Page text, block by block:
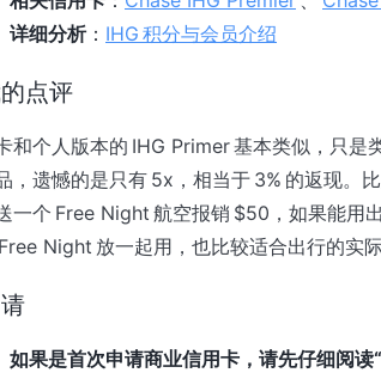
详细分析： IHG 积分与会员介绍
点评
和个人版本的 IHG Primer 基本类似，只
，遗憾的是只有 5x，相当于 3% 的返现。
一个 Free Night 航空报销 $50，如果能用
Night 放一起用，也比较适合出行的实际
如果是首次申请商业信用卡，请先仔细阅读“